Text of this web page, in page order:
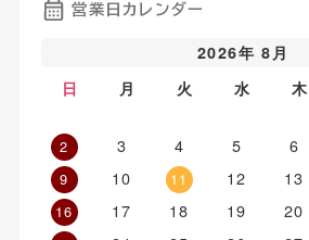
営業日カレンダー
2026年 8月
日
月 火 水 木
2
3 4 5 6
9 10 11 12 13
16
17 18 19 20